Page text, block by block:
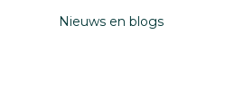
Nieuws en blogs